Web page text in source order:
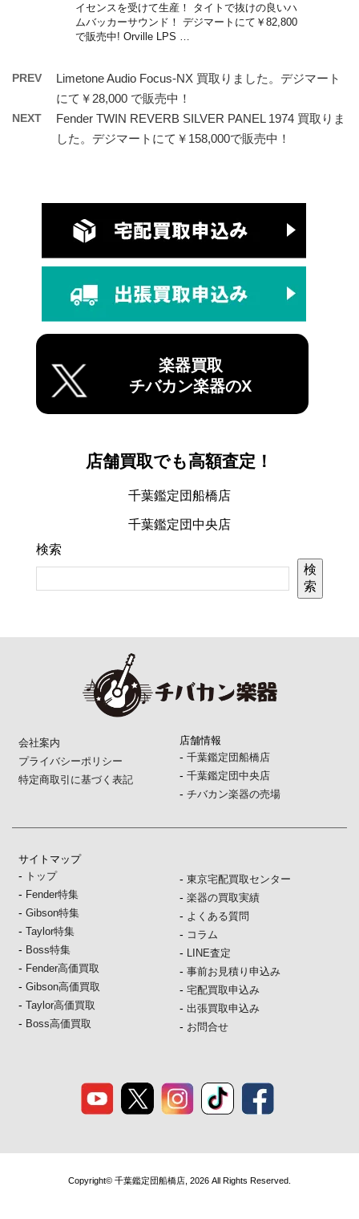
イセンスを受けて生産！ タイトで抜けの良いハ
ムバッカーサウンド！ デジマートにて￥82,800
で販売中! Orville LPS …
PREV
Limetone Audio Focus-NX 買取りました。デジマート
にて￥28,000 で販売中！
NEXT
Fender TWIN REVERB SILVER PANEL 1974 買取りま
した。デジマートにて￥158,000で販売中！
楽器買取
チバカン楽器のX
店舗買取でも高額査定！
千葉鑑定団船橋店
千葉鑑定団中央店
検索
検
索
会社案内
プライバシーポリシー
特定商取引に基づく表記
店舗情報
- 千葉鑑定団船橋店
- 千葉鑑定団中央店
- チバカン楽器の売場
サイトマップ
- トップ
- Fender特集
-Gibson特集
-Taylor特集
- Boss特集
- Fender高価買取
-Gibson高価買取
-Taylor高価買取
- Boss高価買取
- 東京宅配買取センター
- 楽器の買取実績
- よくある質問
- コラム
- LINE査定
- 事前お見積り申込み
- 宅配買取申込み
- 出張買取申込み
- お問合せ
Copyright© 千葉鑑定団船橋店, 2026 All Rights Reserved.